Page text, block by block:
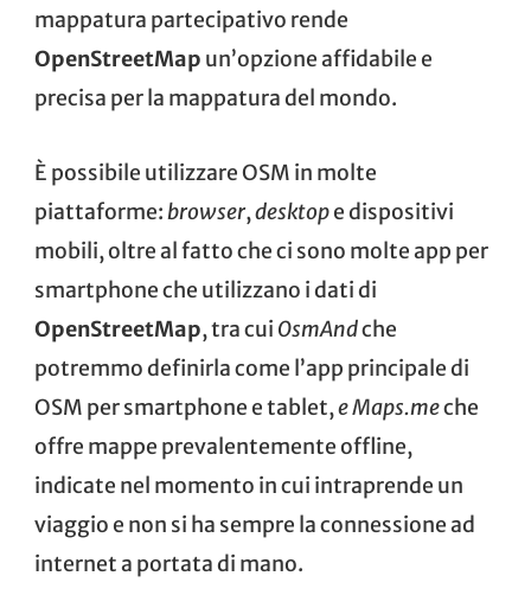
mappatura partecipativo rende
OpenStreetMap un’opzione affidabile e
precisa per la mappatura del mondo.
È possibile utilizzare OSM in molte
piattaforme:browser,desktope dispositivi
mobili, oltre al fatto che ci sono molte app per
smartphone che utilizzano i dati di
OpenStreetMap, tra cui OsmAndche
potremmo definirla come l’app principale di
OSM per smartphone e tablet,eMaps.meche
offre mappe prevalentemente offline,
indicate nel momento in cui intraprende un
viaggio e non si ha sempre la connessione ad
internet a portata di mano.